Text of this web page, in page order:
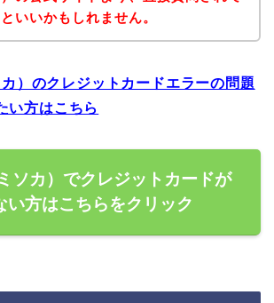
いいかもしれません。
）のクレジットカードエラーの問題
い方はこちら
ソカ）でクレジットカードが
い方はこちらをクリック